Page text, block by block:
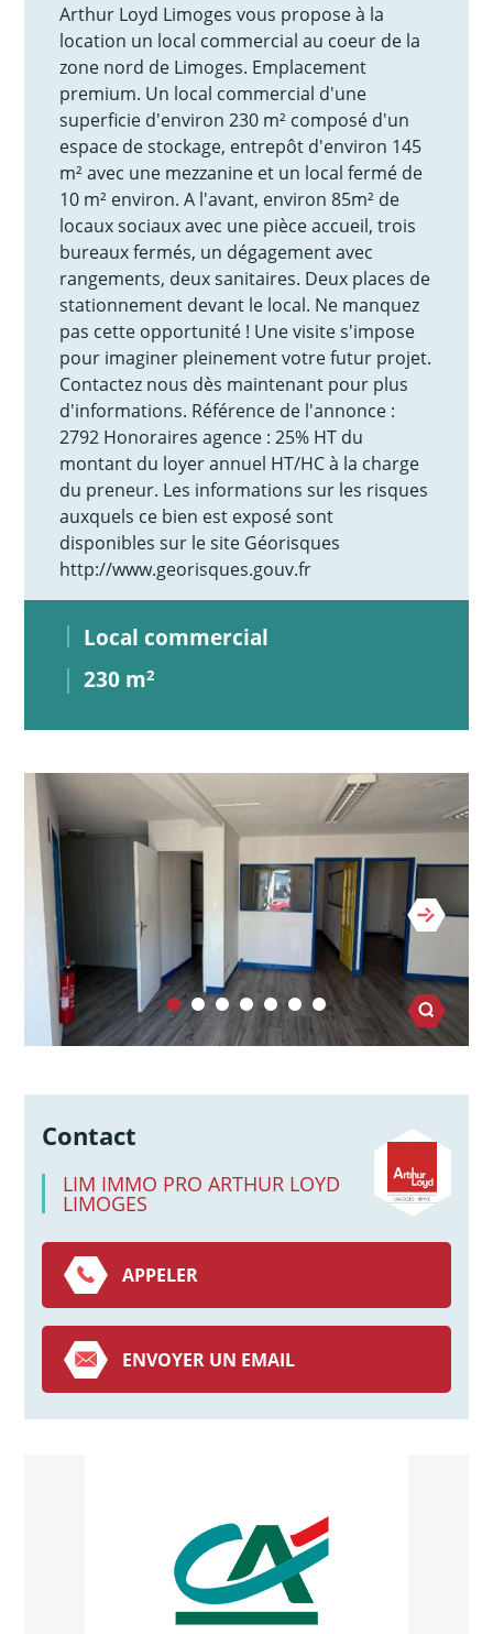
Arthur Loyd Limoges vous propose à la
location un local commercial au coeur de la
zone nord de Limoges. Emplacement
premium. Un local commercial d'une
superficie d'environ 230 m² composé d'un
espace de stockage, entrepôt d'environ 145
m² avec une mezzanine et un local fermé de
10 m² environ. A l'avant, environ 85m² de
locaux sociaux avec une pièce accueil, trois
bureaux fermés, un dégagement avec
rangements, deux sanitaires. Deux places de
stationnement devant le local. Ne manquez
pas cette opportunité ! Une visite s'impose
pour imaginer pleinement votre futur projet.
Contactez nous dès maintenant pour plus
d'informations. Référence de l'annonce :
2792 Honoraires agence : 25% HT du
montant du loyer annuel HT/HC à la charge
du preneur. Les informations sur les risques
auxquels ce bien est exposé sont
disponibles sur le site Géorisques
http://www.georisques.gouv.fr
Local commercial
230 m2
Contact
LIM IMMO PRO ARTHUR LOYD
LIMOGES
APPELER
ENVOYER UN EMAIL